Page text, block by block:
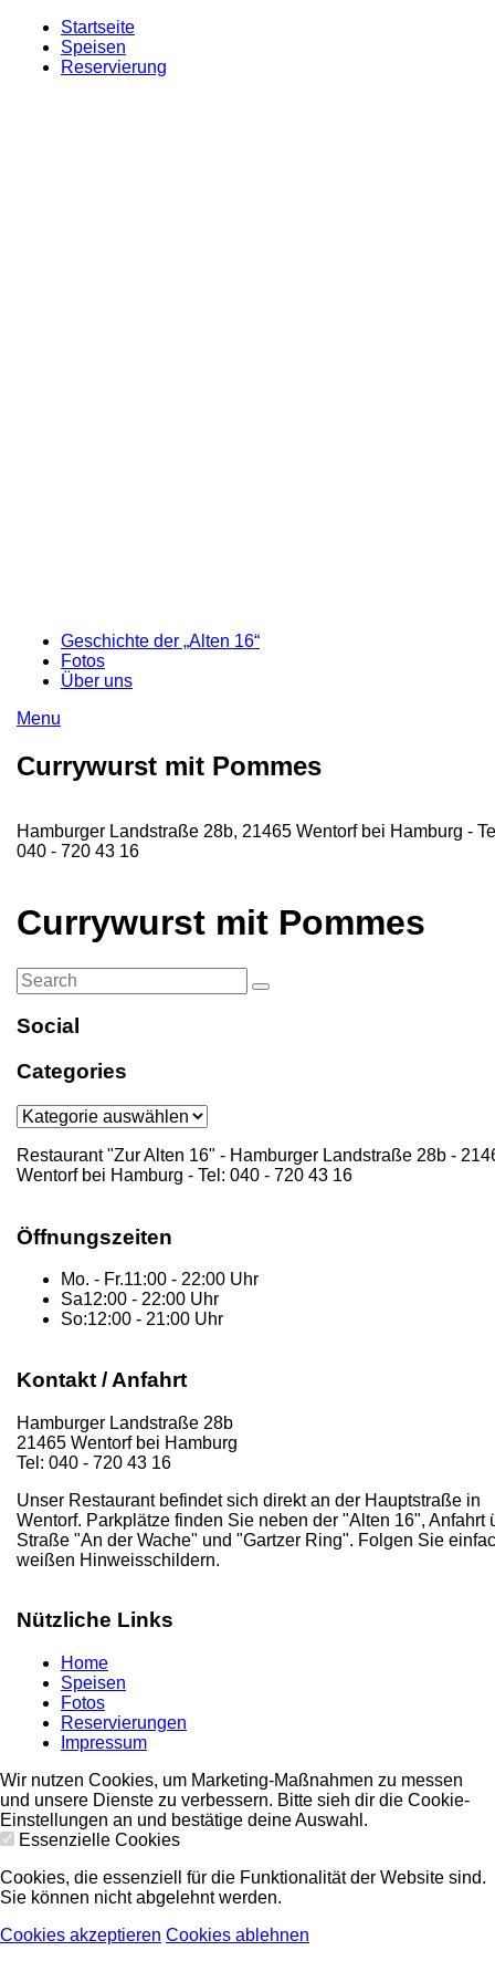
Startseite
Speisen
Reservierung
Geschichte der „Alten 16“
Fotos
Über uns
Menu
Currywurst mit Pommes
Hamburger Landstraße 28b, 21465 Wentorf bei Hamburg -
040 - 720 43 16
Currywurst mit Pommes
Search
for:
Search
Social
Categories
Categories
Restaurant "Zur Alten 16" - Hamburger Landstraße 28b -
Wentorf bei Hamburg - Tel: 040 - 720 43 16
Öffnungszeiten
Mo. - Fr.11:00 - 22:00 Uhr
Sa12:00 - 22:00 Uhr
So:12:00 - 21:00 Uhr
Kontakt / Anfahrt
Hamburger Landstraße 28b
21465 Wentorf bei Hamburg
Tel: 040 - 720 43 16
Unser Restaurant befindet sich direkt an der Hauptstraße in
Wentorf. Parkplätze finden Sie neben der "Alten 16", Anfahrt
Straße "An der Wache" und "Gartzer Ring". Folgen Sie
weißen Hinweisschildern.
Nützliche Links
Home
Speisen
Fotos
Reservierungen
Impressum
Wir nutzen Cookies, um Marketing-Maßnahmen zu messen
und unsere Dienste zu verbessern. Bitte sieh dir die Cookie-
Einstellungen an und bestätige deine Auswahl.
Essenzielle Cookies
Cookies, die essenziell für die Funktionalität der Website sind.
Sie können nicht abgelehnt werden.
Cookies akzeptieren Cookies ablehnen